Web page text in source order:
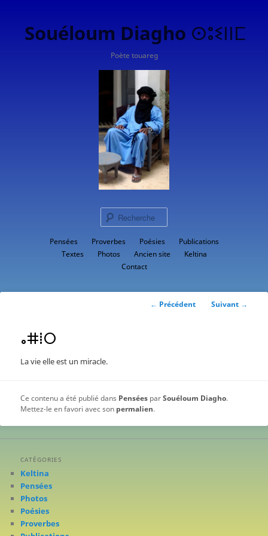
Souéloum Diagho ⵙⵓⵉⵏⵏⵎ
Poète touareg
Aller
au
contenu
Pensées Proverbes Poésies
Publications
Textes
Photos Ancien site
Keltina
Contact
Navigation
← Précédent Suivant →
ⴰⵌⵂⵔ
La vie elle est un miracle.
Ce contenu a été publié dans Pensées parSouéloum Diagho.
Mettez-le en favori avec son permalien.
CATÉGORIES
Keltina
Pensées
Photos
Poésies
Proverbes